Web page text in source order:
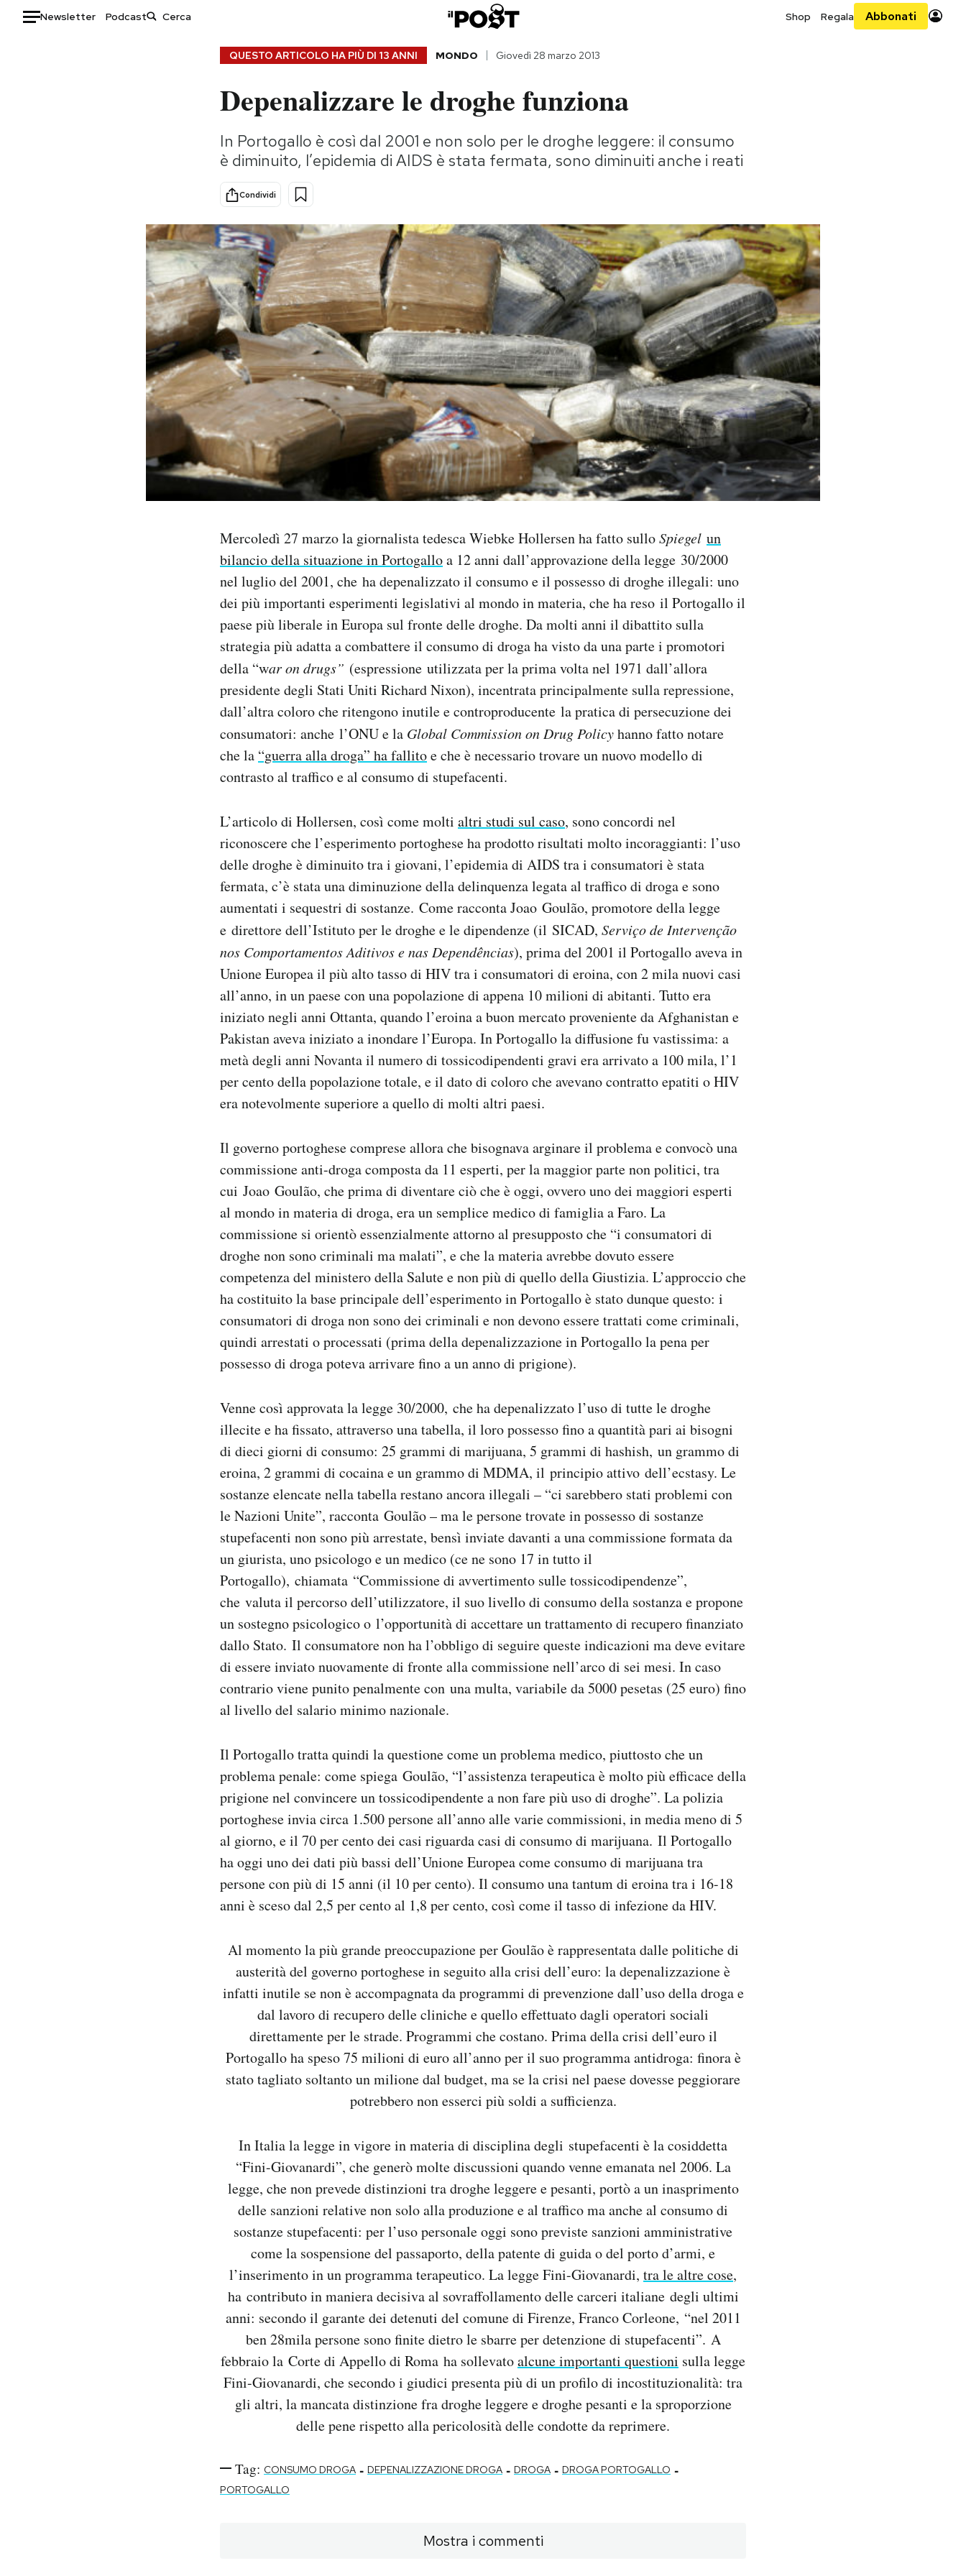
Newsletter Podcast Shop Regala Abbonati
Consumismi
Storie/Idee
Ok Boomer!
Media
Europa
Altrecose
Mondiali calcio 2026
QUESTO ARTICOLO HA PIÙ DI 13 ANNI MONDO Giovedì 28 marzo 2013
Depenalizzare le droghe funziona
In Portogallo è così dal 2001 e non solo per le droghe leggere: il consumo
è diminuito, l’epidemia di AIDS è stata fermata, sono diminuiti anche i reati
Condividi
Mercoledì 27 marzo la giornalista tedesca Wiebke Hollersen ha fatto sulloSpiegel un
bilancio della situazione in Portogalloa 12 anni dall’approvazione della legge 30/2000
nel luglio del 2001, che ha depenalizzato il consumo e il possesso di droghe illegali: uno
dei più importanti esperimenti legislativi al mondo in materia, che ha reso il Portogallo il
paese più liberale in Europa sul fronte delle droghe. Da molti anni il dibattito sulla
strategia più adatta a combattere il consumo di droga ha visto da una parte i promotori
della “war on drugs” (espressione utilizzata per la prima volta nel 1971 dall’allora
presidente degli Stati Uniti Richard Nixon), incentrata principalmente sulla repressione,
dall’altra coloro che ritengono inutile e controproducente la pratica di persecuzione dei
consumatori: anche l’ONU e la Global Commission on Drug Policyhanno fatto notare
che la “guerra alla droga” ha fallitoe che è necessario trovare un nuovo modello di
contrasto al traffico e al consumo di stupefacenti.
L’articolo di Hollersen, così come molti altri studi sul caso, sono concordi nel
riconoscere che l’esperimento portoghese ha prodotto risultati molto incoraggianti: l’uso
delle droghe è diminuito tra i giovani, l’epidemia di AIDS tra i consumatori è stata
fermata, c’è stata una diminuzione della delinquenza legata al traffico di droga e sono
aumentati i sequestri di sostanze. Come racconta Joao Goulão, promotore della legge
e direttore dell’Istituto per le droghe e le dipendenze (il SICAD, Serviço de Intervenção
nos Comportamentos Aditivos e nas Dependências), prima del 2001 il Portogallo aveva in
Unione Europea il più alto tasso di HIV tra i consumatori di eroina, con 2 mila nuovi casi
all’anno, in un paese con una popolazione di appena 10 milioni di abitanti. Tutto era
iniziato negli anni Ottanta, quando l’eroina a buon mercato proveniente da Afghanistan e
Pakistan aveva iniziato a inondare l’Europa. In Portogallo la diffusione fu vastissima: a
metà degli anni Novanta il numero di tossicodipendenti gravi era arrivato a 100 mila, l’1
per cento della popolazione totale, e il dato di coloro che avevano contratto epatiti o HIV
era notevolmente superiore a quello di molti altri paesi.
Il governo portoghese comprese allora che bisognava arginare il problema e convocò una
commissione anti-droga composta da 11 esperti, per la maggior parte non politici, tra
cui Joao Goulão, che prima di diventare ciò che è oggi, ovvero uno dei maggiori esperti
al mondo in materia di droga, era un semplice medico di famiglia a Faro. La
commissione si orientò essenzialmente attorno al presupposto che “i consumatori di
droghe non sono criminali ma malati”, e che la materia avrebbe dovuto essere
competenza del ministero della Salute e non più di quello della Giustizia. L’approccio che
ha costituito la base principale dell’esperimento in Portogallo è stato dunque questo: i
consumatori di droga non sono dei criminali e non devono essere trattati come criminali,
quindi arrestati o processati (prima della depenalizzazione in Portogallo la pena per
possesso di droga poteva arrivare fino a un anno di prigione).
Venne così approvata la legge 30/2000, che ha depenalizzato l’uso di tutte le droghe
illecite e ha fissato, attraverso una tabella, il loro possesso fino a quantità pari ai bisogni
di dieci giorni di consumo: 25 grammi di marijuana, 5 grammi di hashish, un grammo di
eroina, 2 grammi di cocaina e un grammo di MDMA, il principio attivo dell’ecstasy. Le
sostanze elencate nella tabella restano ancora illegali – “ci sarebbero stati problemi con
le Nazioni Unite”, racconta Goulão – ma le persone trovate in possesso di sostanze
stupefacenti non sono più arrestate, bensì inviate davanti a una commissione formata da
un giurista, uno psicologo e un medico (ce ne sono 17 in tutto il
Portogallo), chiamata “Commissione di avvertimento sulle tossicodipendenze”,
che valuta il percorso dell’utilizzatore, il suo livello di consumo della sostanza e propone
un sostegno psicologico o l’opportunità di accettare un trattamento di recupero finanziato
dallo Stato. Il consumatore non ha l’obbligo di seguire queste indicazioni ma deve evitare
di essere inviato nuovamente di fronte alla commissione nell’arco di sei mesi. In caso
contrario viene punito penalmente con una multa, variabile da 5000 pesetas (25 euro) fino
al livello del salario minimo nazionale.
Il Portogallo tratta quindi la questione come un problema medico, piuttosto che un
problema penale: come spiega Goulão, “l’assistenza terapeutica è molto più efficace della
prigione nel convincere un tossicodipendente a non fare più uso di droghe”. La polizia
portoghese invia circa 1.500 persone all’anno alle varie commissioni, in media meno di 5
al giorno, e il 70 per cento dei casi riguarda casi di consumo di marijuana. Il Portogallo
ha oggi uno dei dati più bassi dell’Unione Europea come consumo di marijuana tra
persone con più di 15 anni (il 10 per cento). Il consumo una tantum di eroina tra i 16-18
anni è sceso dal 2,5 per cento al 1,8 per cento, così come il tasso di infezione da HIV.
Al momento la più grande preoccupazione per Goulão è rappresentata dalle politiche di
austerità del governo portoghese in seguito alla crisi dell’euro: la depenalizzazione è
infatti inutile se non è accompagnata da programmi di prevenzione dall’uso della droga e
dal lavoro di recupero delle cliniche e quello effettuato dagli operatori sociali
direttamente per le strade. Programmi che costano. Prima della crisi dell’euro il
Portogallo ha speso 75 milioni di euro all’anno per il suo programma antidroga: finora è
stato tagliato soltanto un milione dal budget, ma se la crisi nel paese dovesse peggiorare
potrebbero non esserci più soldi a sufficienza.
In Italia la legge in vigore in materia di disciplina degli stupefacenti è la cosiddetta
“Fini-Giovanardi”, che generò molte discussioni quando venne emanata nel 2006. La
legge, che non prevede distinzioni tra droghe leggere e pesanti, portò a un inasprimento
delle sanzioni relative non solo alla produzione e al traffico ma anche al consumo di
sostanze stupefacenti: per l’uso personale oggi sono previste sanzioni amministrative
come la sospensione del passaporto, della patente di guida o del porto d’armi, e
l’inserimento in un programma terapeutico. La legge Fini-Giovanardi, tra le altre cose,
ha contributo in maniera decisiva al sovraffollamento delle carceri italiane degli ultimi
anni: secondo il garante dei detenuti del comune di Firenze, Franco Corleone, “nel 2011
ben 28mila persone sono finite dietro le sbarre per detenzione di stupefacenti”. A
febbraio la Corte di Appello di Roma ha sollevatoalcune importanti questioni sulla legge
Fini-Giovanardi, che secondo i giudici presenta più di un profilo di incostituzionalità: tra
gli altri, la mancata distinzione fra droghe leggere e droghe pesanti e la sproporzione
delle pene rispetto alla pericolosità delle condotte da reprimere.
Tag: CONSUMO DROGA - DEPENALIZZAZIONE DROGA - DROGA - DROGA PORTOGALLO -
PORTOGALLO
Mostra i commenti